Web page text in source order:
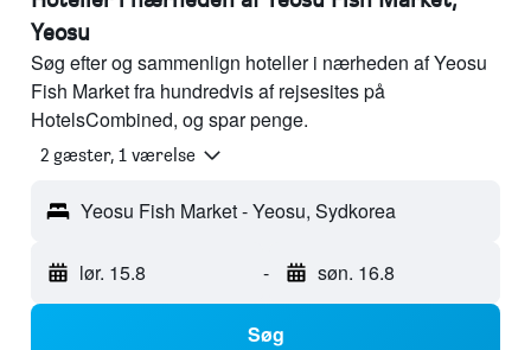
Yeosu
Søg efter og sammenlign hoteller i nærheden af Yeosu
Fish Market fra hundredvis af rejsesites på
HotelsCombined, og spar penge.
2 gæster, 1 værelse
Yeosu Fish Market - Yeosu, Sydkorea
lør. 15.8 - søn. 16.8
Søg